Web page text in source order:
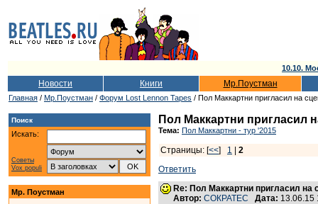
10.10.
Новости Книги Мр.Поустман
Главная / Мр.Поустман / Форум Lost Lennon Tapes / Пол Маккартни пригласил на
Поиск
Искать:
Советы
Vox populi
Мр. Поустман
Пол Маккартни пригласил
Тема: Пол Маккартни - тур '2015
Страницы: [<<] 1
2
Ответить
Re: Пол Маккартни пригласил
Автор: СОКРАТЕС Дата: